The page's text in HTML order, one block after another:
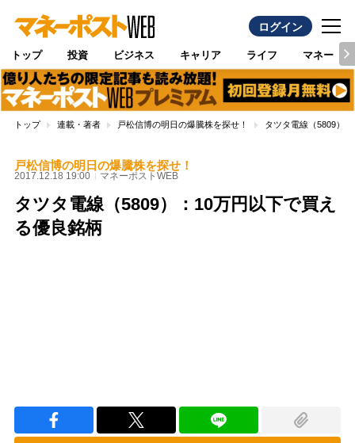
ログイン
トップ 投資 ビジネス キャリア ライフ マネー
トップ 連載・著者 戸松信博の明日の爆騰株を探せ！ タツタ電線（5809）
戸松信博の明日の爆騰株を探せ！
2017.12.18 19:00 マネーポストWEB
タツタ電線（5809）：10万円以下で買え
る優良銘柄